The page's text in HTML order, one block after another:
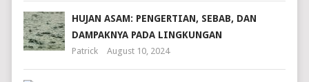
HUJAN ASAM: PENGERTIAN, SEBAB, DAN
DAMPAKNYA PADA LINGKUNGAN
Patrick August 10, 2024